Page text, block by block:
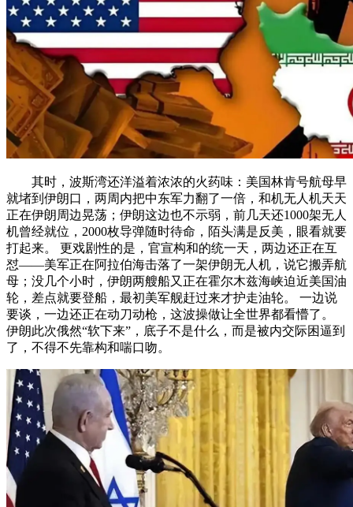
其时，波斯湾还洋溢着浓浓的火药味：美国林肯号航母早
就堵到伊朗口，两周内把中东军力翻了一倍，和机无人机天天
正在伊朗周边晃荡；伊朗这边也不示弱，前几天还1000架无人
机曾经就位，2000枚导弹随时待命，陌头满是反美，眼看就要
打起来。 更戏剧性的是，官宣构和的统一天，两边还正在互
怼——美军正在阿拉伯海击落了一架伊朗无人机，说它搬弄航
母；没几个小时，伊朗两艘船又正在霍尔木兹海峡迫近美国油
轮，差点就要登船，最初美军舰赶过来才护走油轮。 一边说
要谈，一边还正在动刀动枪，这波操做让全世界都看懵了。
伊朗此次俄然“软下来”，底子不是什么，而是被内交际困逼到
了，不得不先靠构和喘口吻。